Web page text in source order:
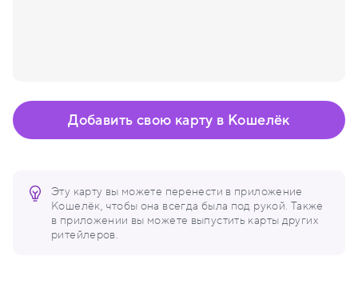
Эту карту вы можете перенести в приложение
Кошелёк, чтобы она всегда была под рукой. Также
в приложении вы можете выпустить карты других
ритейлеров.
Добавить свою карту в Кошелёк